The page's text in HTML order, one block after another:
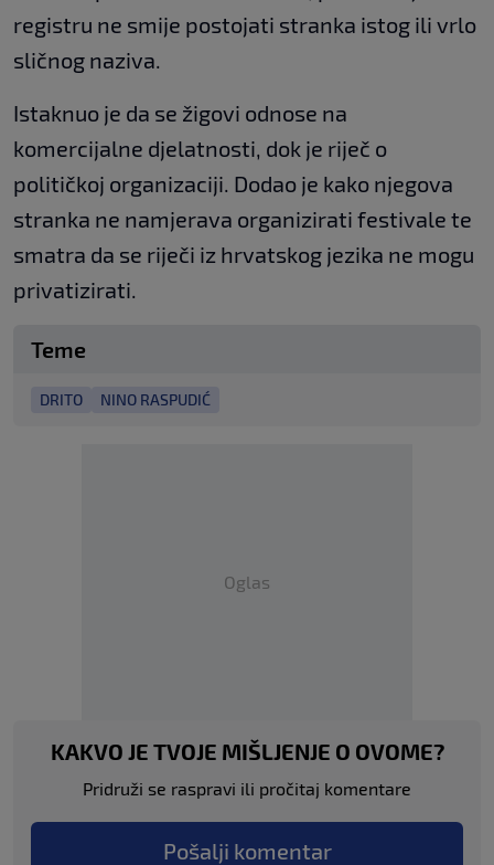
registru ne smije postojati stranka istog ili vrlo
sličnog naziva.
Istaknuo je da se žigovi odnose na
komercijalne djelatnosti, dok je riječ o
političkoj organizaciji. Dodao je kako njegova
stranka ne namjerava organizirati festivale te
smatra da se riječi iz hrvatskog jezika ne mogu
privatizirati.
Teme
DRITO NINO RASPUDIĆ
Oglas
KAKVO JE TVOJE MIŠLJENJE O OVOME?
Pridruži se raspravi ili pročitaj komentare
Pošalji komentar